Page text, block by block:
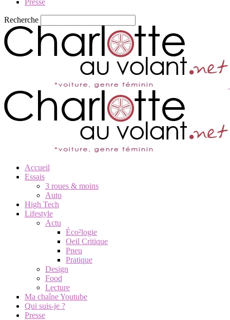
Presse
Recherche
Accueil
Essais
3 roues & moins
Auto
High Tech
Lifestyle
Actu
Éco²logie
Oeil Critique
Pneu
Pratique
Design
Food
Lecture
Ma chaîne Youtube
Qui suis-je ?
Presse